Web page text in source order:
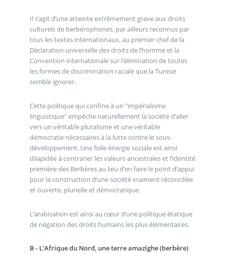
Il s’agit d’une atteinte extrêmement grave aux droits
culturels de berbérophones, par ailleurs reconnus par
tous les textes internationaux, au premier chef de la
Déclaration universelle des droits de l’homme et la
Convention internationale sur l’élimination de toutes
les formes de discrimination raciale que la Tunisie
semble ignorer.
Cette politique qui confine à un "impérialisme
linguistique" empêche naturellement la société d’aller
vers un véritable pluralisme et une véritable
démocratie nécessaires à la lutte contre le sous-
développement. Une folle énergie sociale est ainsi
dilapidée à contrarier les valeurs ancestrales et l’identité
première des Berbères au lieu d’en faire le point d’appui
pour la construction d’une société vraiment réconciliée
et ouverte, plurielle et démocratique.
L’arabisation est ainsi au cœur d’une politique étatique
de négation des droits humains les plus élémentaires.
B - L’Afrique du Nord, une terre amazighe (berbère)